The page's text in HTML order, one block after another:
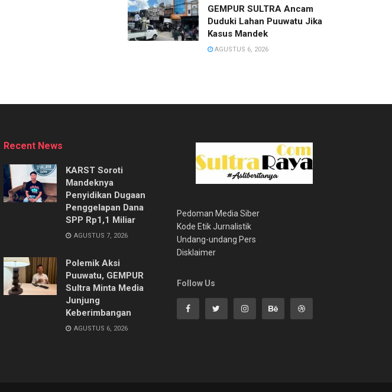
GEMPUR SULTRA Ancam
Duduki Lahan Puuwatu Jika
Kasus Mandek
AGUSTUS 6, 2026
Recent News
KARST Soroti
Mandeknya
Penyidikan Dugaan
Penggelapan Dana
SPP Rp1,1 Miliar
AGUSTUS 7, 2026
Polemik Aksi
Puuwatu, GEMPUR
Sultra Minta Media
Junjung
Keberimbangan
AGUSTUS 6, 2026
Pedoman Media Siber
Kode Etik Jurnalistik
Undang-undang Pers
Disklaimer
Follow Us